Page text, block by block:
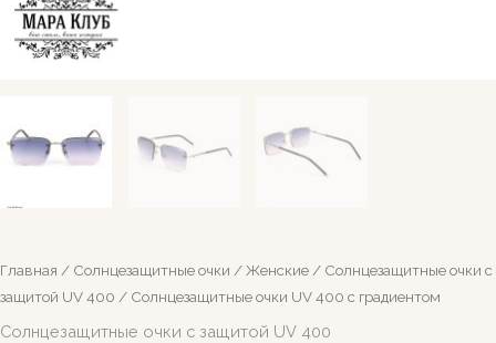
Главная / Солнцезащитные очки / Женские / Солнцезащитные очки c
защитой UV 400 / Солнцезащитные очки UV 400 с градиентом
Солнцезащитные очки c защитой UV 400